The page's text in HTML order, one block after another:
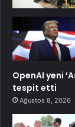
OpenAI yeni
tespit etti
Ağustos 8, 2026